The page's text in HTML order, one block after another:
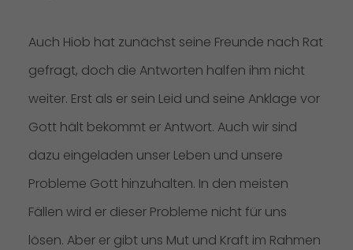
Auch Hiob hat zunächst seine Freunde nach Rat
gefragt, doch die Antworten halfen ihm nicht
weiter. Erst als er sein Leid und seine Anklage vor
Gott hält bekommt er Antwort. Auch wir sind
dazu eingeladen unser Leben und unsere
Probleme Gott hinzuhalten. In den meisten
Fällen wird er dieser Probleme nicht für uns
lösen. Aber er gibt uns Mut und Kraft im Rahmen